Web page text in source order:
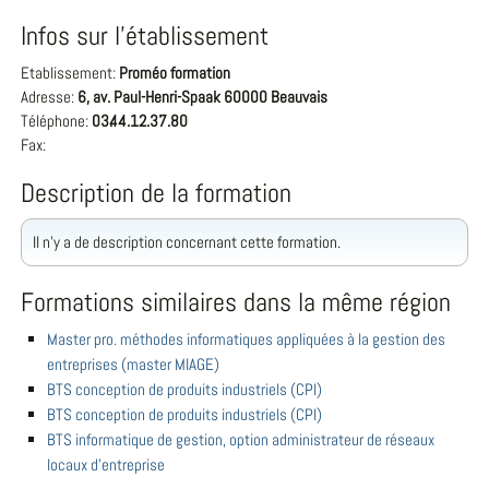
Infos sur l'établissement
Etablissement: Proméo formation
Adresse: 6, av. Paul-Henri-Spaak 60000 Beauvais
Téléphone: 03.44.12.37.80
Fax:
Description de la formation
Il n'y a de description concernant cette formation.
Formations similaires dans la même région
Master pro. méthodes informatiques appliquées à la gestion des
entreprises (master MIAGE)
BTS conception de produits industriels (CPI)
BTS conception de produits industriels (CPI)
BTS informatique de gestion, option administrateur de réseaux
locaux d'entreprise